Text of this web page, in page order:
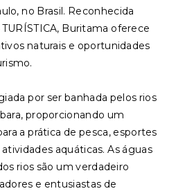
no Brasil. Reconhecida
Buritama oferece
naturais e oportunidades
por ser banhada pelos rios
proporcionando um
a prática de pesca, esportes
aquáticas. As águas
rios são um verdadeiro
e entusiastas de